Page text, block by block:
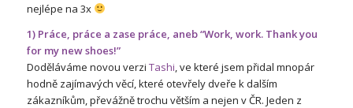
nejlépe na 3x
1) Práce, práce a zase práce, aneb “Work, work. Thank you
for my new shoes!”
Doděláváme novou verzi Tashi, ve které jsem přidal mnopár
hodně zajímavých věcí, které otevřely dveře k dalším
zákazníkům, převážně trochu větším a nejen v ČR. Jeden z